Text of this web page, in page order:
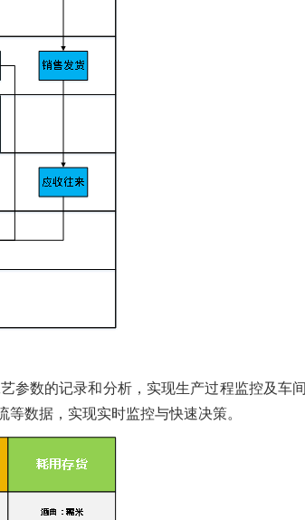
参数的记录和分析，实现生产过程监控及车
数据，实现实时监控与快速决策。